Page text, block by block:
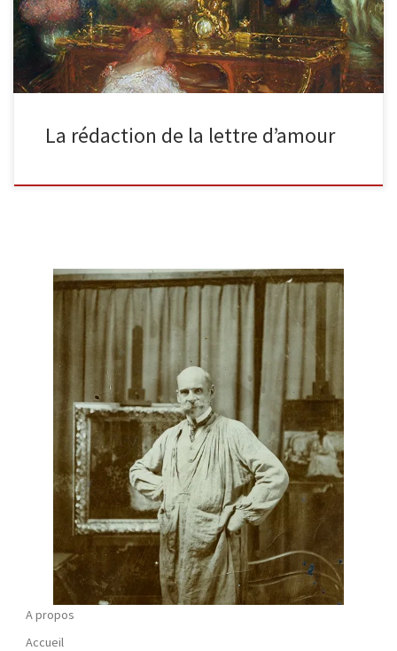
La rédaction de la lettre d’amour
A propos
Accueil